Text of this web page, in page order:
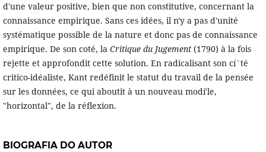
d'une valeur positive, bien que non constitutive, concernant la
connaissance empirique. Sans ces idées, il n'y a pas d'unité
systématique possible de la nature et donc pas de connaissance
empirique. De son coté, la Critique du Jugement(1790) à la fois
rejette et approfondit cette solution. En radicalisant son cí´té
critico-idéaliste, Kant redéfinit le statut du travail de la pensée
sur les données, ce qui aboutit à un nouveau modí'le,
"horizontal", de la réflexion.
BIOGRAFIA DO AUTOR